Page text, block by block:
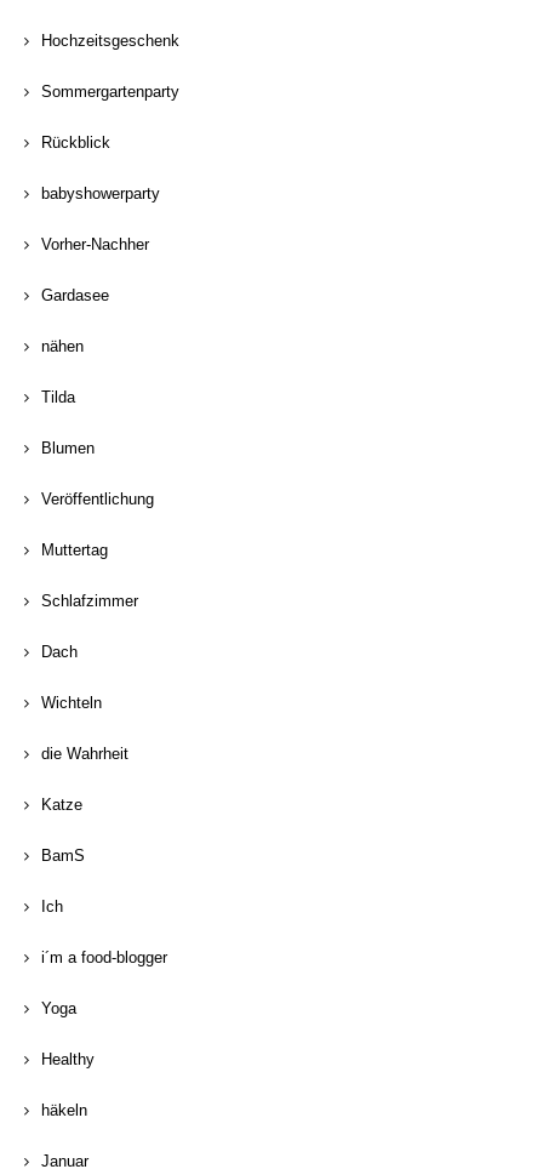
Hochzeitsgeschenk
Sommergartenparty
Rückblick
babyshowerparty
Vorher-Nachher
Gardasee
nähen
Tilda
Blumen
Veröffentlichung
Muttertag
Schlafzimmer
Dach
Wichteln
die Wahrheit
Katze
BamS
Ich
i´m a food-blogger
Yoga
Healthy
häkeln
Januar